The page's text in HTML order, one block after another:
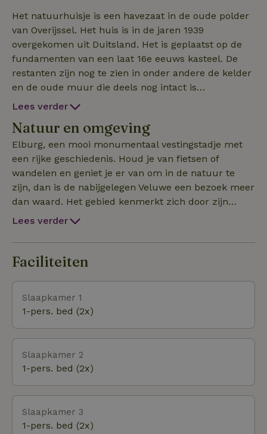
Het natuurhuisje is een havezaat in de oude polder
van Overijssel. Het huis is in de jaren 1939
overgekomen uit Duitsland. Het is geplaatst op de
fundamenten van een laat 16e eeuws kasteel. De
restanten zijn nog te zien in onder andere de kelder
en de oude muur die deels nog intact is
gebleven. Rondom het huis staan prachtige oude
grootse uitstraling in een rustieke omgeving. Voor
een verblijf in een karaktervolle groene omgeving is
het landgoed de aangewezen plek om te
vertoeven. De eigenaren bewonen een deel van de
havezaat samen met hun hond Senna. Ook uw
honden zijn van harte welkom. Dit dient wel van te
voren te worden aangegeven, zodat hier rekening
mogen begroeten op hun mooie landgoed. En
schroom niet om je wensen door te geven, de
uit je verblijf in dit natuurhuisje.
Lees verder
Natuur en omgeving
Elburg, een mooi monumentaal vestingstadje met
een rijke geschiedenis. Houd je van fietsen of
wandelen en geniet je er van om in de natuur te
zijn, dan is de nabijgelegen Veluwe een bezoek meer
dan waard. Het gebied kenmerkt zich door zijn
uitgestrekte bossen en heidevelden. Genoeg van alle
World. Een dagje winkelen? Breng dan een bezoek
aan de Hanzestad Zwolle. Naast een historische
winkelaanbod en een ruime keuze aan
horecagelegenheden voor een hapje en een drankje.
Lees verder
Faciliteiten
Slaapkamer 1
1-pers. bed (2x)
Slaapkamer 2
1-pers. bed (2x)
Slaapkamer 3
1-pers. bed (2x)